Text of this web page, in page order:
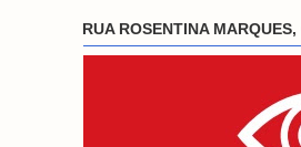
RUA ROSENTINA